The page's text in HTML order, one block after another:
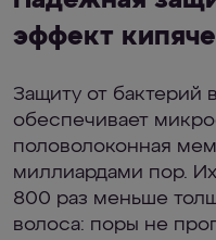
эффект
Защиту от бактерий
обеспечивает
половолоконная
миллиардами пор.
800 раз меньше
волоса: поры не